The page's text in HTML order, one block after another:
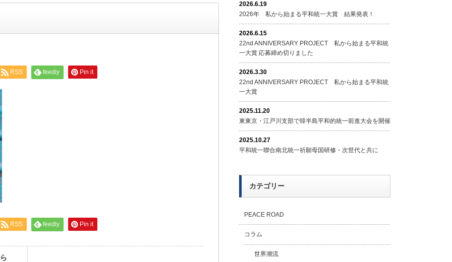
RSS feedly Pin it
RSS feedly Pin it
2026.6.19
2026年 私から始まる平和統一大賞 結果発表！
2026.6.15
22nd ANNIVERSARY PROJECT 私から始まる平和統
一大賞 応募締め切りました
2026.3.30
22nd ANNIVERSARY PROJECT 私から始まる平和統
一大賞
2025.11.20
東東京・江戸川支部で韓半島平和的統一前進大会を開催
2025.10.27
平和統一聯合南北統一祈願母国研修・次世代と共に
カテゴリー
PEACE ROAD
コラム
世界潮流